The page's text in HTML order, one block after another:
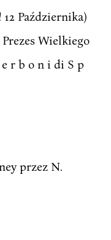
Października)
Wielkiego
e r b o n i di S p
przez N.